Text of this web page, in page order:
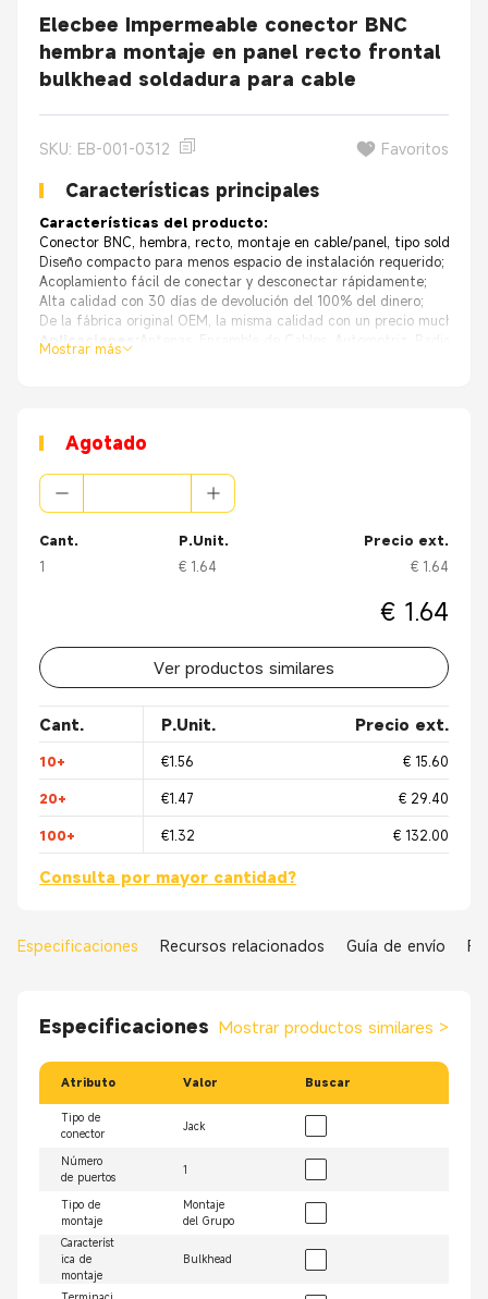
Elecbee Impermeable conector BNC
hembra montaje en panel recto frontal
bulkhead soldadura para cable
SKU: EB-001-0312 Favoritos
Características principales
Características del producto:
Conector BNC, hembra, recto, montaje en cable/panel, tipo
Diseño compacto para menos espacio de instalación requerido;
Acoplamiento fácil de conectar y desconectar rápidamente;
Alta calidad con 30 días de devolución del 100% del dinero;
De la fábrica original OEM, la misma calidad con un precio mucho
Aplicaciones:
Mostrar más
Agotado
Cant.
1
P.Unit.
€ 1.64
Precio ext.
€ 1.64
€ 1.64
Ver productos similares
Cant. P.Unit. Precio ext.
10+ €1.56 € 15.60
20+ €1.47 € 29.40
100+ €1.32 € 132.00
Consulta por mayor cantidad?
Especificaciones Recursos relacionados Guía de envío
Especificaciones Mostrar productos similares >
Atributo Valor Buscar
Tipo de
conector
Jack
Número
de puertos
1
Tipo de
montaje
Montaje
del Grupo
Característ
ica de
montaje
Bulkhead